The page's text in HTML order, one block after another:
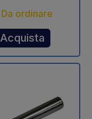
Da ordinare
Acquista